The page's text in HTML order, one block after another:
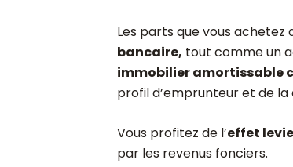
Les parts que vous achetez
bancaire, tout comme un
immobilier amortissable
profil d’emprunteur et de
Vous profitez de l’effet
par les revenus fonciers.